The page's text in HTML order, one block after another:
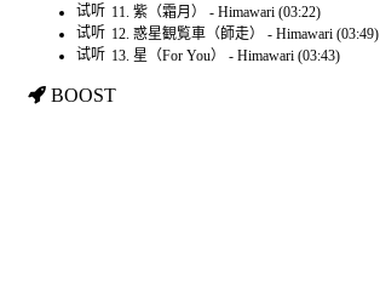
试听 11. 紫（霜月） - Himawari (03:22)
试听 12. 惑星観覧車（師走） - Himawari (03:49)
试听 13. 星（For You） - Himawari (03:43)
BOOST